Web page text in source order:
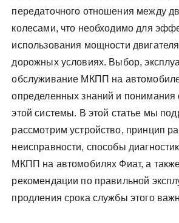
передаточного отношения между
колесами, что необходимо для
использования мощности
дорожных условиях. Выбор,
обслуживание МКПП на
определенных знаний и понимания
этой системы. В этой статье мы
рассмотрим устройство, принцип
неисправности, способы
МКПП на автомобилях Фиат, а
рекомендации по правильной
продления срока службы этого